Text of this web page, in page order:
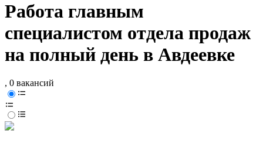
Работа главным
специалистом отдела продаж
на полный день в Авдеевке
, 0 вакансий